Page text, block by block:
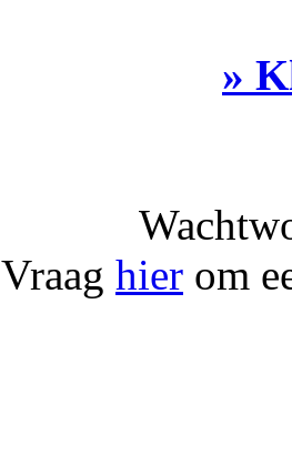
»
Vraag hier om